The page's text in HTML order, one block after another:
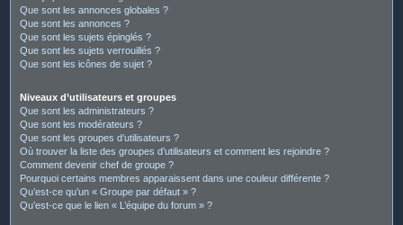
Que sont les annonces globales ?
Que sont les annonces ?
Que sont les sujets épinglés ?
Que sont les sujets verrouillés ?
Que sont les icônes de sujet ?
Niveaux d’utilisateurs et groupes
Que sont les administrateurs ?
Que sont les modérateurs ?
Que sont les groupes d’utilisateurs ?
Où trouver la liste des groupes d’utilisateurs et comment les rejoindre ?
Comment devenir chef de groupe ?
Pourquoi certains membres apparaissent dans une couleur différente ?
Qu’est-ce qu’un « Groupe par défaut » ?
Qu’est-ce que le lien « L’équipe du forum » ?